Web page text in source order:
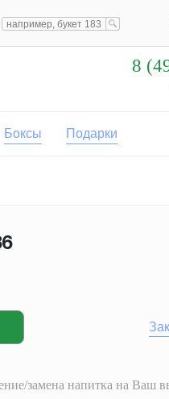
8
Боксы Подарки
замена напитка на Ваш